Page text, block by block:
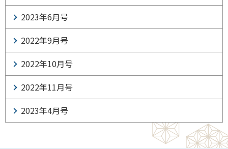
2023年6月号
2022年9月号
2022年10月号
2022年11月号
2023年4月号